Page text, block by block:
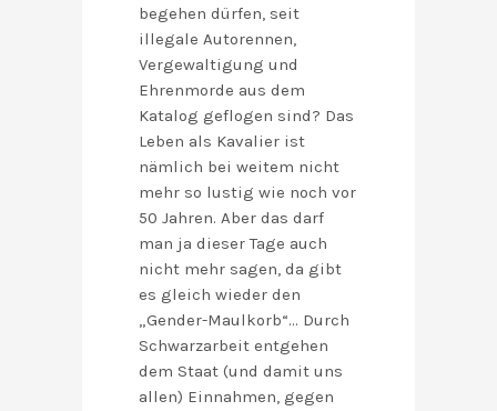
begehen dürfen, seit
illegale Autorennen,
Vergewaltigung und
Ehrenmorde aus dem
Katalog geflogen sind? Das
Leben als Kavalier ist
nämlich bei weitem nicht
mehr so lustig wie noch vor
50 Jahren. Aber das darf
man ja dieser Tage auch
nicht mehr sagen, da gibt
es gleich wieder den
„Gender-Maulkorb“… Durch
Schwarzarbeit entgehen
dem Staat (und damit uns
allen) Einnahmen, gegen